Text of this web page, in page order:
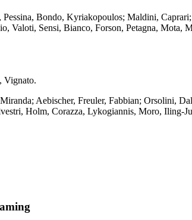
Bondo, Kyriakopoulos; Maldini,
Valoti, Sensi, Bianco, Forson, Petagna, Mota,
Vignato.
Aebischer, Freuler, Fabbian; Orsolini,
Holm, Corazza, Lykogiannis, Moro, Iling-